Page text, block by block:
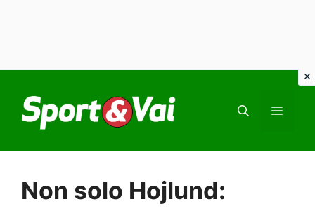
contenuto
Non solo Hojlund: